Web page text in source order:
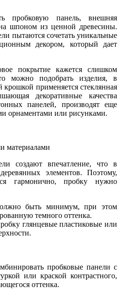
пробковую панель, внешняя
шпоном из ценной древесины.
пытаются сочетать уникальные
декором, который дает
покрытие кажется слишком
можно подобрать изделия, в
крошкой применяется стеклянная
декоративные качества
панелей, производят еще
орнаментами или рисунками.
материалами
создают впечатление, что в
элементов. Поэтому,
гармонично, пробку нужно
быть минимум, при этом
темного оттенка.
глянцевые пластиковые или
пробковые панели с
или краской контрастного,
оттенка.